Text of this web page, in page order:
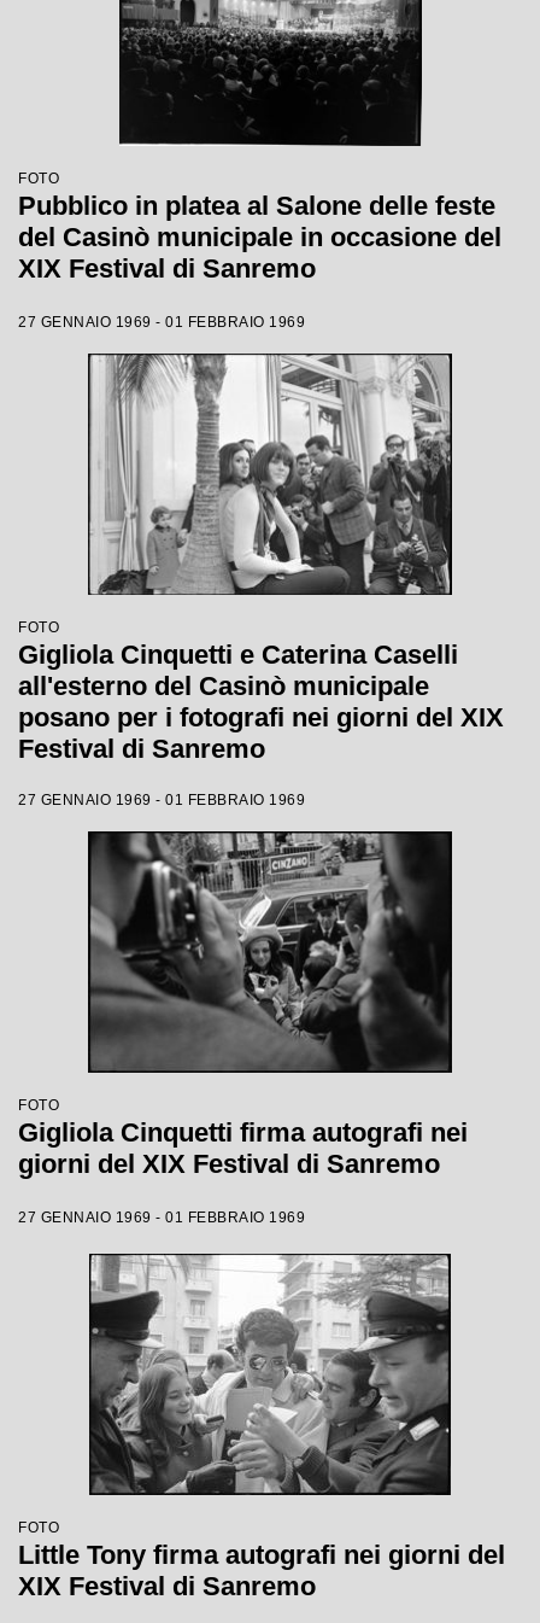
FOTO
Pubblico in platea al Salone delle feste
del Casinò municipale in occasione del
XIX Festival di Sanremo
27 GENNAIO 1969 - 01 FEBBRAIO 1969
FOTO
Gigliola Cinquetti e Caterina Caselli
all'esterno del Casinò municipale
posano per i fotografi nei giorni del XIX
Festival di Sanremo
27 GENNAIO 1969 - 01 FEBBRAIO 1969
FOTO
Gigliola Cinquetti firma autografi nei
giorni del XIX Festival di Sanremo
27 GENNAIO 1969 - 01 FEBBRAIO 1969
FOTO
Little Tony firma autografi nei giorni del
XIX Festival di Sanremo